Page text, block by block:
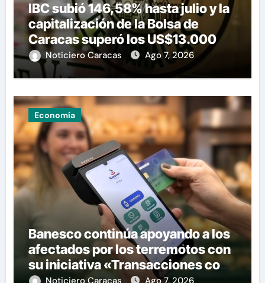
IBC subió 146,58% hasta julio y la
capitalización de la Bolsa de
Caracas superó los US$13.000
millones
Noticiero Caracas Ago 7, 2026
Economía
Banesco continúa apoyando a los
afectados por los terremotos con
su iniciativa «Transacciones con